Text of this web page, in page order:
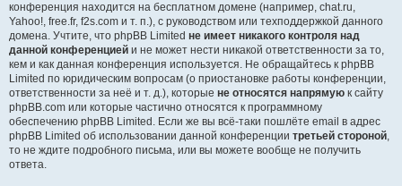
конференция находится на бесплатном домене (например, chat.ru,
Yahoo!, free.fr, f2s.com и т. п.), с руководством или техподдержкой данного
домена. Учтите, что phpBB Limited не имеет никакого контроля над
данной конференцией и не может нести никакой ответственности за то,
кем и как данная конференция используется. Не обращайтесь к phpBB
Limited по юридическим вопросам (о приостановке работы конференции,
ответственности за неё и т. д.), которые не относятся напрямую к сайту
phpBB.com или которые частично относятся к программному
обеспечению phpBB Limited. Если же вы всё-таки пошлёте email в адрес
phpBB Limited об использовании данной конференции третьей стороной,
то не ждите подробного письма, или вы можете вообще не получить
ответа.